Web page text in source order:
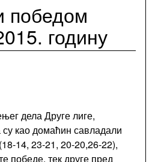
победом
годину
дела Друге лиге,
као домаћин савладали
14, 23-21, 20-20,26-22),
победе, тек друге пред